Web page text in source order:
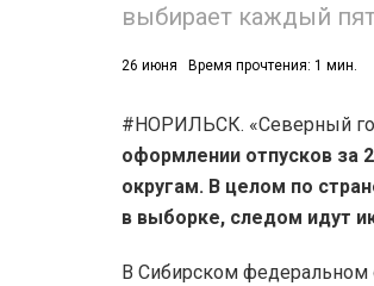
выбирает каждый
26 июня Время прочтения: 1 мин.
#НОРИЛЬСК. «Северный
оформлении отпусков за
округам. В целом по
в выборке, следом идут
В Сибирском федеральном